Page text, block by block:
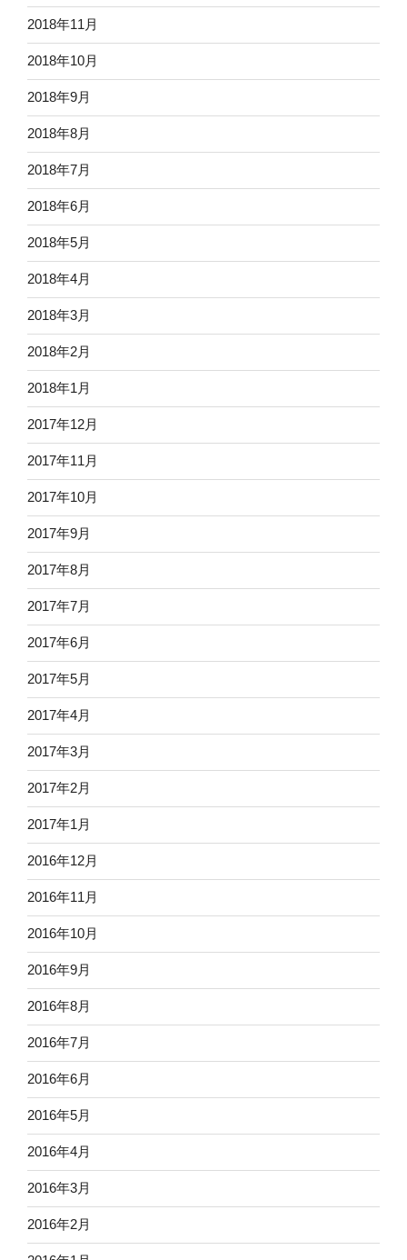
2018年11月
2018年10月
2018年9月
2018年8月
2018年7月
2018年6月
2018年5月
2018年4月
2018年3月
2018年2月
2018年1月
2017年12月
2017年11月
2017年10月
2017年9月
2017年8月
2017年7月
2017年6月
2017年5月
2017年4月
2017年3月
2017年2月
2017年1月
2016年12月
2016年11月
2016年10月
2016年9月
2016年8月
2016年7月
2016年6月
2016年5月
2016年4月
2016年3月
2016年2月